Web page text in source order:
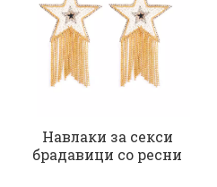
Навлаки за секси
брадавици со ресни